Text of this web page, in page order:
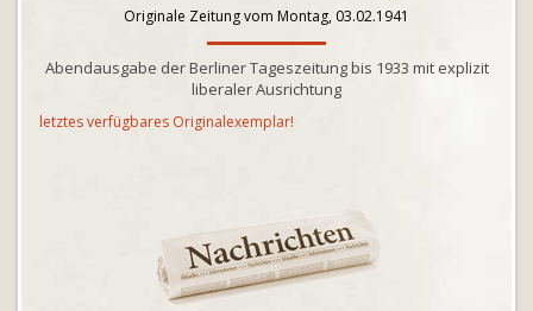
Originale Zeitung vom Montag, 03.02.1941
Abendausgabe der Berliner Tageszeitung bis 1933 mit explizit
liberaler Ausrichtung
letztes verfügbares Originalexemplar!